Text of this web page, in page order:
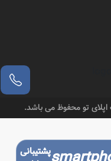
تو محفوظ می باشد.
پشتیبانی